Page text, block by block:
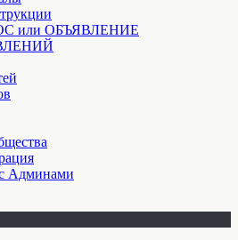
или ОБЪЯВЛЕНИЕ
Админами